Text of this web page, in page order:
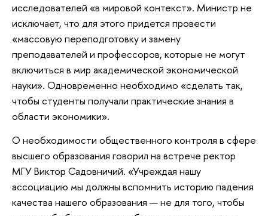
исследователей «в мировой контекст». Министр не
исключает, что для этого придется провести
«массовую переподготовку и замену
преподавателей и профессоров, которые не могут
включиться в мир академической экономической
науки». Одновременно необходимо «сделать так,
чтобы студенты получали практические знания в
области экономики».
О необходимости общественного контроля в сфере
высшего образования говорил на встрече ректор
МГУ Виктор Садовничий. «Учреждая нашу
ассоциацию мы должны вспомнить историю падения
качества нашего образования — не для того, чтобы